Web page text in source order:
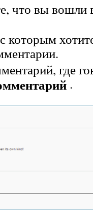
что вы вошли
которым
где
.